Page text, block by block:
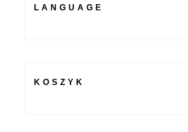
LANGUAGE
KOSZYK